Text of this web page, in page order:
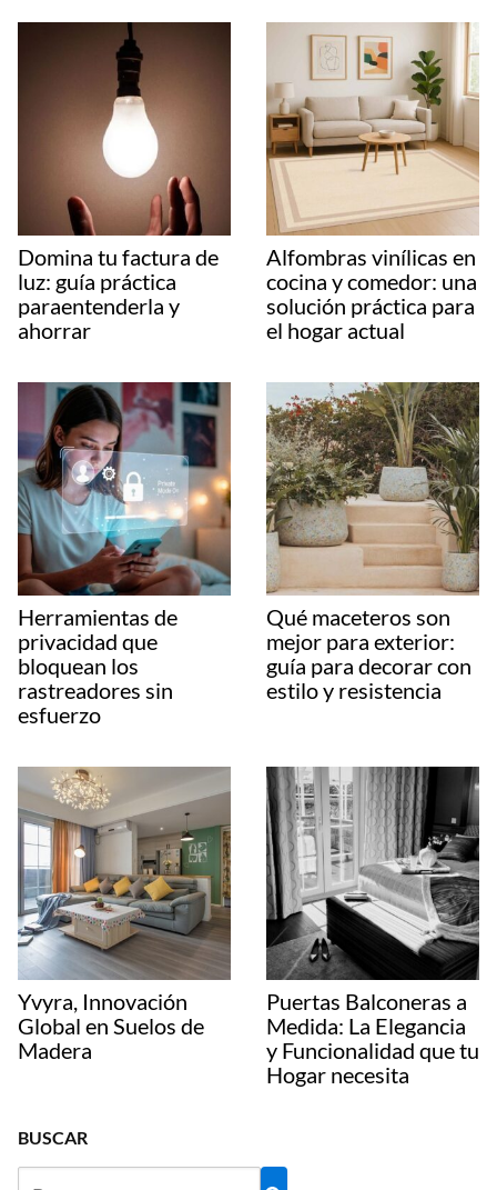
Domina tu factura de
luz: guía práctica
paraentenderla y
ahorrar
Alfombras vinílicas en
cocina y comedor: una
solución práctica para
el hogar actual
Herramientas de
privacidad que
bloquean los
rastreadores sin
esfuerzo
Qué maceteros son
mejor para exterior:
guía para decorar con
estilo y resistencia
Yvyra, Innovación
Global en Suelos de
Madera
Puertas Balconeras a
Medida: La Elegancia
y Funcionalidad que tu
Hogar necesita
BUSCAR